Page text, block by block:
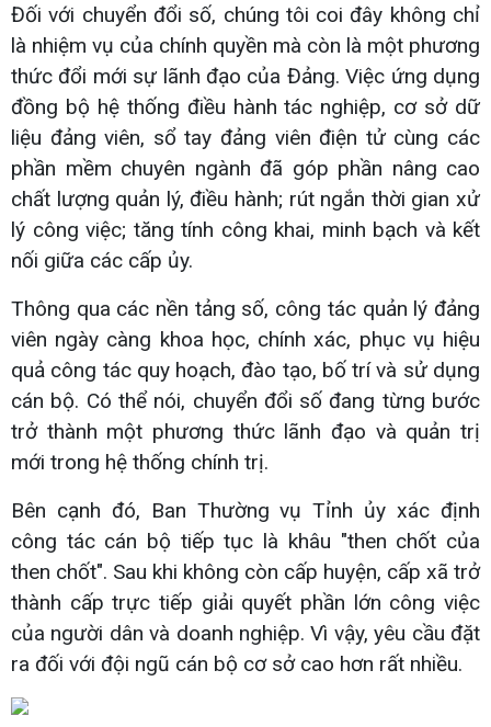
Đối với chuyển đổi số, chúng tôi coi đây không chỉ
là nhiệm vụ của chính quyền mà còn là một phương
thức đổi mới sự lãnh đạo của Đảng. Việc ứng dụng
đồng bộ hệ thống điều hành tác nghiệp, cơ sở dữ
liệu đảng viên, sổ tay đảng viên điện tử cùng các
phần mềm chuyên ngành đã góp phần nâng cao
chất lượng quản lý, điều hành; rút ngắn thời gian xử
lý công việc; tăng tính công khai, minh bạch và kết
nối giữa các cấp ủy.
Thông qua các nền tảng số, công tác quản lý đảng
viên ngày càng khoa học, chính xác, phục vụ hiệu
quả công tác quy hoạch, đào tạo, bố trí và sử dụng
cán bộ. Có thể nói, chuyển đổi số đang từng bước
trở thành một phương thức lãnh đạo và quản trị
mới trong hệ thống chính trị.
Bên cạnh đó, Ban Thường vụ Tỉnh ủy xác định
công tác cán bộ tiếp tục là khâu "then chốt của
then chốt". Sau khi không còn cấp huyện, cấp xã trở
thành cấp trực tiếp giải quyết phần lớn công việc
của người dân và doanh nghiệp. Vì vậy, yêu cầu đặt
ra đối với đội ngũ cán bộ cơ sở cao hơn rất nhiều.